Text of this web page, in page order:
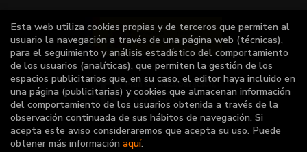
Esta web utiliza cookies propias y de terceros que permiten al
usuario la navegación a través de una página web (técnicas),
para el seguimiento y análisis estadístico del comportamiento
de los usuarios (analíticas), que permiten la gestión de los
espacios publicitarios que, en su caso, el editor haya incluido en
una página (publicitarias) y cookies que almacenan información
del comportamiento de los usuarios obtenida a través de la
observación continuada de sus hábitos de navegación. Si
acepta este aviso consideraremos que acepta su uso. Puede
obtener más información aquí.